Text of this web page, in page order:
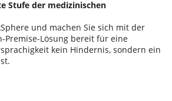
Stufe der medizinischen
und machen Sie sich mit der
Premise-Lösung bereit für eine
kein Hindernis, sondern ein